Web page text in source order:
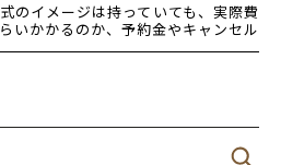
のイメージは持っていても、実際費
いかかるのか、予約金やキャンセル